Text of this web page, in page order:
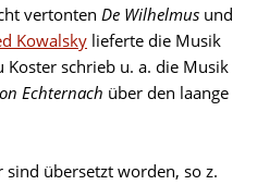
vertonten De Wilhelmus und
Kowalsky lieferte die Musik
Koster schrieb u. a. die Musik
Echternach über den laange
sind übersetzt worden, so z.